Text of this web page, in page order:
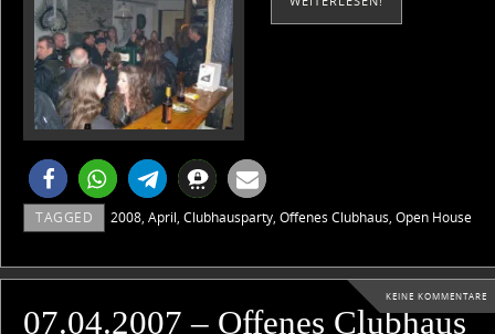
TAGGED 2008,April,Clubhausparty,Offenes Clubhaus,Open House
KEINE KOMMENTARE
07.04.2007 – Offenes Clubhaus